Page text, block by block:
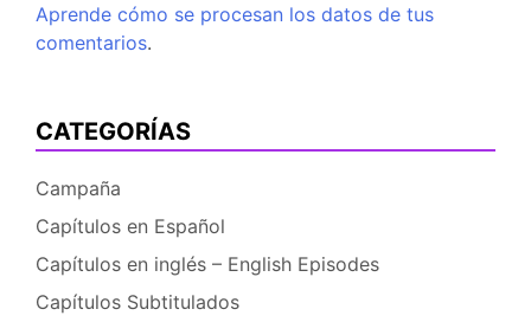
Aprende cómo se procesan los datos de tus
comentarios.
CATEGORÍAS
Campaña
Capítulos en Español
Capítulos en inglés – English Episodes
Capítulos Subtitulados